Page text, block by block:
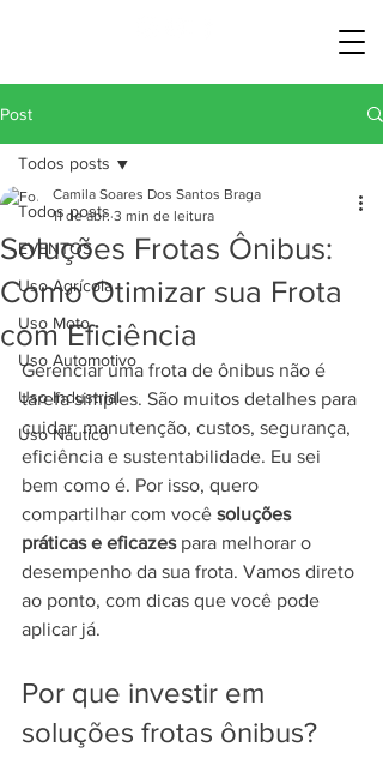
Post
Todos posts
EVENTOS
Uso Agrícola
Uso Moto
Uso Automotivo
Uso Industrial
Uso Náutico
Todos posts
Soluções Frotas Ônibus:
Como Otimizar sua Frota
com Eficiência
Camila Soares Dos Santos Braga
11 de abr. 3 min de leitura
Gerenciar uma frota de ônibus não é
tarefa simples. São muitos detalhes para
cuidar: manutenção, custos, segurança,
eficiência e sustentabilidade. Eu sei
bem como é. Por isso, quero
compartilhar com você soluções
práticas e eficazes para melhorar o
desempenho da sua frota. Vamos direto
ao ponto, com dicas que você pode
aplicar já.
Por que investir em
soluções frotas ônibus?